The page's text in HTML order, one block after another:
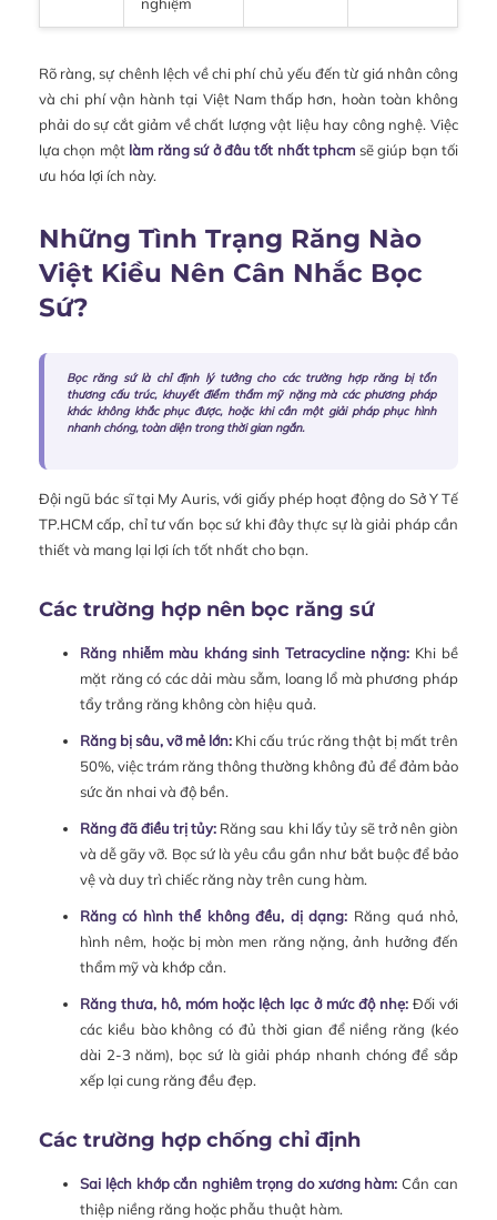
nghiệm
Rõ ràng, sự chênh lệch về chi phí chủ yếu đến từ giá nhân công
và chi phí vận hành tại Việt Nam thấp hơn, hoàn toàn không
phải do sự cắt giảm về chất lượng vật liệu hay công nghệ. Việc
lựa chọn một làm răng sứ ở đâu tốt nhất tphcm sẽ giúp bạn tối
ưu hóa lợi ích này.
Những Tình Trạng Răng Nào
Việt Kiều Nên Cân Nhắc Bọc
Sứ?
Bọc răng sứ là chỉ định lý tưởng cho các trường hợp răng bị tổn
thương cấu trúc, khuyết điểm thẩm mỹ nặng mà các phương pháp
khác không khắc phục được, hoặc khi cần một giải pháp phục hình
nhanh chóng, toàn diện trong thời gian ngắn.
Đội ngũ bác sĩ tại My Auris, với giấy phép hoạt động do Sở Y Tế
TP.HCM cấp, chỉ tư vấn bọc sứ khi đây thực sự là giải pháp cần
thiết và mang lại lợi ích tốt nhất cho bạn.
Các trường hợp nên bọc răng sứ
Răng nhiễm màu kháng sinh Tetracycline nặng: Khi bề
mặt răng có các dải màu sẫm, loang lổ mà phương pháp
tẩy trắng răng không còn hiệu quả.
Răng bị sâu, vỡ mẻ lớn:Khi cấu trúc răng thật bị mất trên
50%, việc trám răng thông thường không đủ để đảm bảo
sức ăn nhai và độ bền.
Răng đã điều trị tủy: Răng sau khi lấy tủy sẽ trở nên giòn
và dễ gãy vỡ. Bọc sứ là yêu cầu gần như bắt buộc để bảo
vệ và duy trì chiếc răng này trên cung hàm.
Răng có hình thể không đều, dị dạng: Răng quá nhỏ,
hình nêm, hoặc bị mòn men răng nặng, ảnh hưởng đến
thẩm mỹ và khớp cắn.
Răng thưa, hô, móm hoặc lệch lạc ở mức độ nhẹ:Đối với
các kiều bào không có đủ thời gian để niềng răng (kéo
dài 2-3 năm), bọc sứ là giải pháp nhanh chóng để sắp
xếp lại cung răng đều đẹp.
Các trường hợp chống chỉ định
Sai lệch khớp cắn nghiêm trọng do xương hàm: Cần can
thiệp niềng răng hoặc phẫu thuật hàm.